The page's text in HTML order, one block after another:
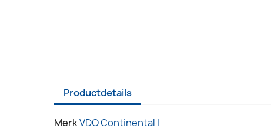
Productdetails
MerkVDO Continental I